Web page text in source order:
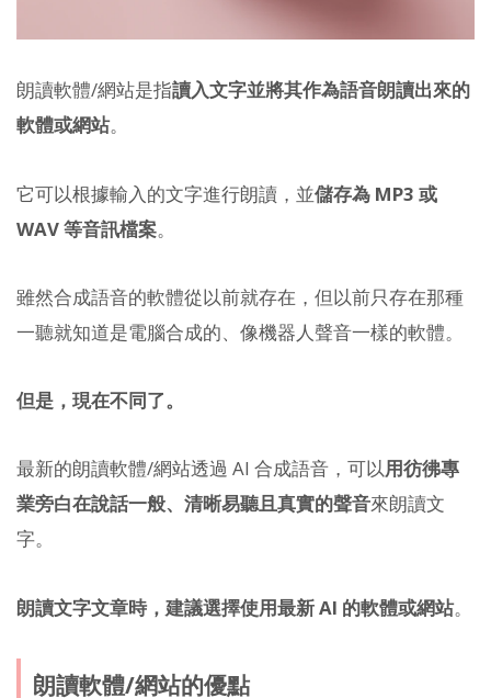
朗讀軟體/網站是指讀入文字並將其作為語音朗讀出來的
軟體或網站。
它可以根據輸入的文字進行朗讀，並儲存為 MP3 或
WAV 等音訊檔案。
雖然合成語音的軟體從以前就存在，但以前只存在那種
一聽就知道是電腦合成的、像機器人聲音一樣的軟體。
但是，現在不同了。
最新的朗讀軟體/網站透過 AI 合成語音，可以用彷彿專
業旁白在說話一般、清晰易聽且真實的聲音來朗讀文
字。
朗讀文字文章時，建議選擇使用最新 AI 的軟體或網站。
朗讀軟體/網站的優點